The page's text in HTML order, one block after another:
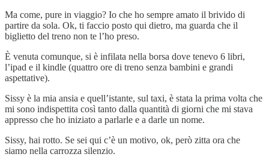
Ma come, pure in viaggio? Io che ho sempre amato il brivido di
partire da sola. Ok, ti faccio posto qui dietro, ma guarda che il
biglietto del treno non te l’ho preso.
È venuta comunque, si è infilata nella borsa dove tenevo 6 libri,
l’ipad e il kindle (quattro ore di treno senza bambini e grandi
aspettative).
Sissy è la mia ansia e quell’istante, sul taxi, è stata la prima volta che
mi sono indispettita così tanto dalla quantità di giorni che mi stava
appresso che ho iniziato a parlarle e a darle un nome.
Sissy, hai rotto. Se sei qui c’è un motivo, ok, però zitta ora che
siamo nella carrozza silenzio.